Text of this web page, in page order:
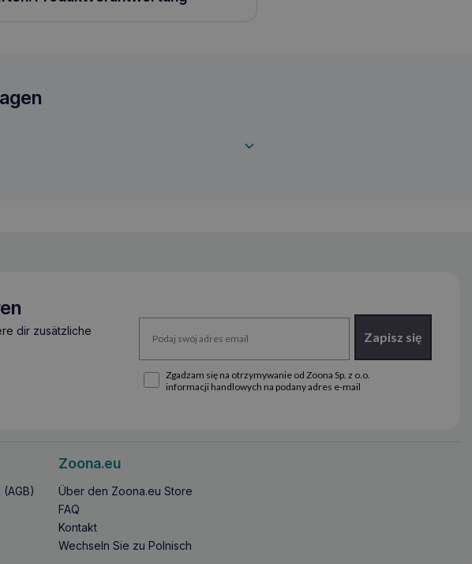
Hunde kleiner Rassen
dir zusätzliche
Zapisz się
Zgadzam się na otrzymywanie od Zoona Sp. z o.o.
informacji handlowych na podany adres e-mail
Zoona.eu
Über den Zoona.eu Store
FAQ
Kontakt
Wechseln Sie zu Polnisch